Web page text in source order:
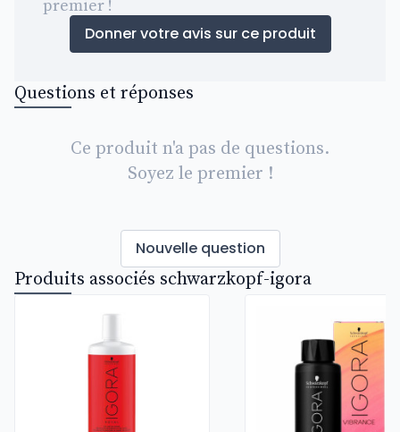
premier !
Donner votre avis sur ce produit
Questions et réponses
Ce produit n'a pas de questions.
Soyez le premier !
Nouvelle question
Produits associés schwarzkopf-igora